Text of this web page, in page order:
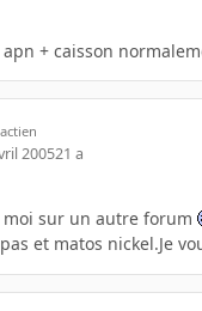
+ caisson
200521 a
sur un autre forum
et matos nickel.Je